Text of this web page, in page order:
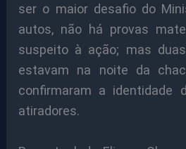
ser o maior desafio do
autos, não há provas
suspeito à ação; mas
estavam na noite da
confirmaram a identidade
atiradores.